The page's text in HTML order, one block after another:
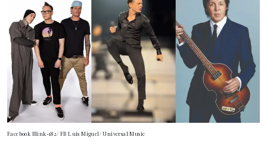
Facebook Blink-182/ FB Luis Miguel/ Universal Music